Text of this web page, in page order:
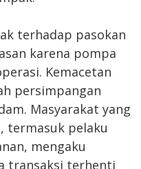
terhadap pasokan
karena pompa
Kemacetan
persimpangan
Masyarakat yang
termasuk pelaku
mengaku
transaksi terhenti